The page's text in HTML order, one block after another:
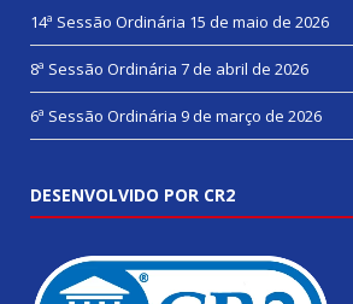
14ª Sessão Ordinária 15 de maio de 2026
8ª Sessão Ordinária 7 de abril de 2026
6ª Sessão Ordinária 9 de março de 2026
DESENVOLVIDO POR CR2